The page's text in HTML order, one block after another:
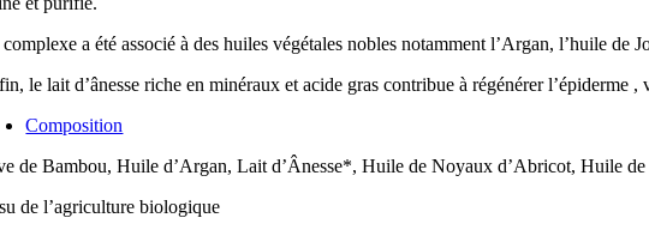
complexe a été associé à des huiles végétales nobles notamment l’Argan, l’huile
le lait d’ânesse riche en minéraux et acide gras contribue à régénérer l’épiderme
Composition
de Bambou, Huile d’Argan, Lait d’Ânesse*, Huile de Noyaux d’Abricot, Huile de
de l’agriculture biologique